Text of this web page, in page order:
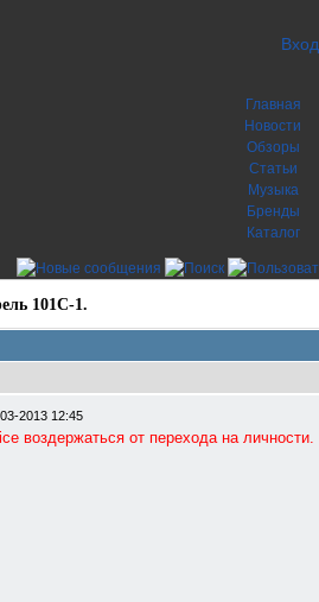
Вход
Главная
Новости
Обзоры
Статьи
Музыка
Бренды
Каталог
101С-1.
2013 12:45
воздержаться от перехода на личности.